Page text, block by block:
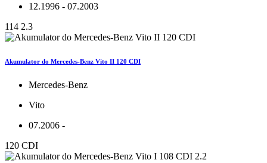
12.1996 - 07.2003
114 2.3
Akumulator do Mercedes-Benz Vito II 120 CDI
Mercedes-Benz
Vito
07.2006 -
120 CDI